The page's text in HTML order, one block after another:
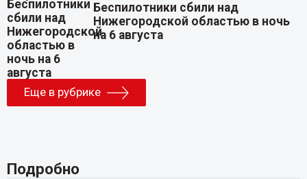
Беспилотники сбили над
Нижегородской областью в ночь
на 6 августа
Еще в рубрике
Подробно